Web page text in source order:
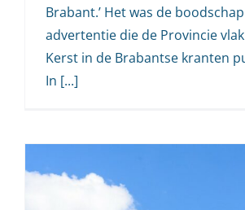
Brabant.’ Het was de
advertentie die de Provincie
Kerst in de Brabantse kranten
In [...]